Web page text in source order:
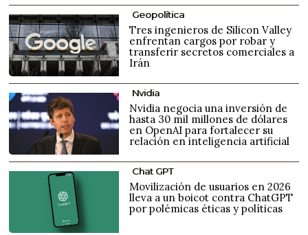
Geopolítica
Tres ingenieros de Silicon Valley
enfrentan cargos por robar y
transferir secretos comerciales a
Irán
Nvidia
Nvidia negocia una inversión de
hasta 30 mil millones de dólares
en OpenAI para fortalecer su
relación en inteligencia artificial
Chat GPT
Movilización de usuarios en 2026
lleva a un boicot contra ChatGPT
por polémicas éticas y políticas